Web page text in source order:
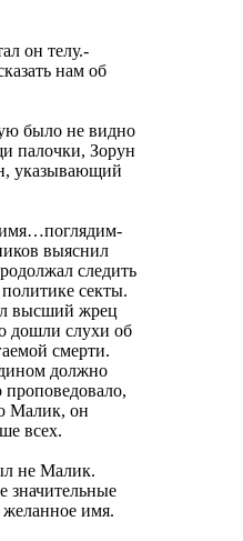
он телу.-
нам об
было не видно
палочки, Зорун
указывающий
имя…поглядим-
выяснил
следить
секты.
высший жрец
дошли слухи об
смерти.
должно
Малик, он
всех.
не Малик.
значительные
имя.